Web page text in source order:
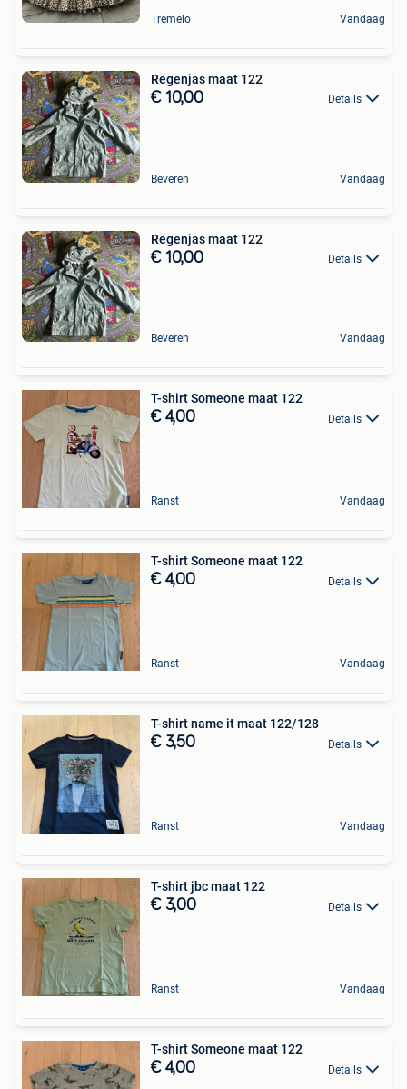
Tremelo Vandaag
Regenjas maat 122
€ 10,00 Details
Beveren Vandaag
Regenjas maat 122
€ 10,00 Details
Beveren Vandaag
T-shirt Someone maat 122
€ 4,00 Details
Ranst Vandaag
T-shirt Someone maat 122
€ 4,00 Details
Ranst Vandaag
T-shirt name it maat 122/128
€ 3,50 Details
Ranst Vandaag
T-shirt jbc maat 122
€ 3,00 Details
Ranst Vandaag
T-shirt Someone maat 122
€ 4,00 Details